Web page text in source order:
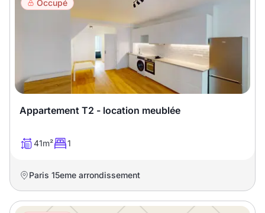
Occupé
Appartement T2 - location meublée
41m² 1
Paris 15eme arrondissement